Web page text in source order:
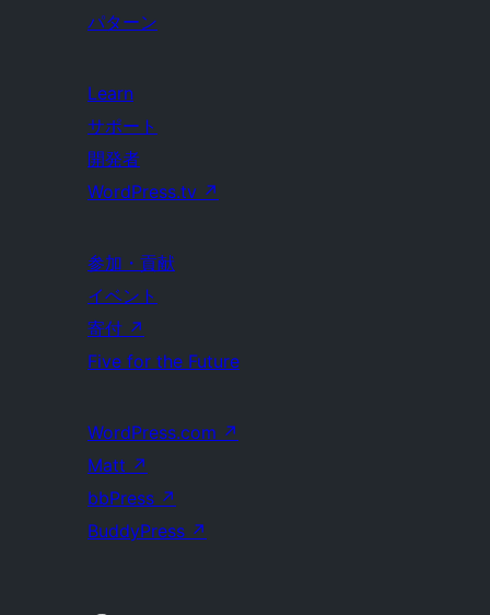
パターン
Learn
サポート
開発者
WordPress.tv ↗
参加・貢献
イベント
寄付 ↗
Five for the Future
WordPress.com ↗
Matt ↗
bbPress ↗
BuddyPress ↗